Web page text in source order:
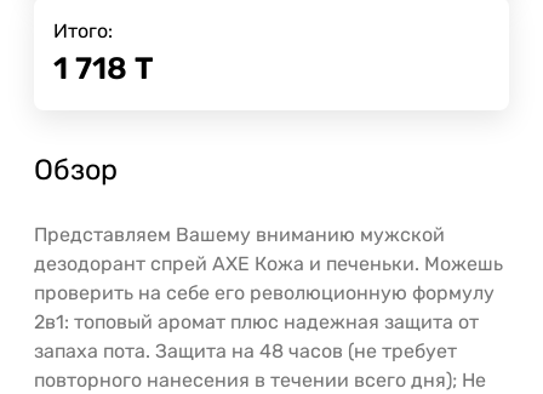
Итого:
1 718 Т
Обзор
Представляем Вашему вниманию мужской
дезодорант спрей AXE Кожа и печеньки. Можешь
проверить на себе его революционную формулу
2в1: топовый аромат плюс надежная защита от
запаха пота. Защита на 48 часов (не требует
повторного нанесения в течении всего дня); Не